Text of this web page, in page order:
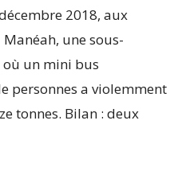
2018, aux
une sous-
un mini bus
personnes a violemment
tonnes. Bilan : deux